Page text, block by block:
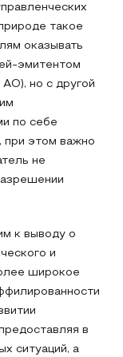
такое
оказывать
эмитентом
АО), но с другой
по себе
этом важно
не
к выводу о
и
широкое
в
ситуаций, а